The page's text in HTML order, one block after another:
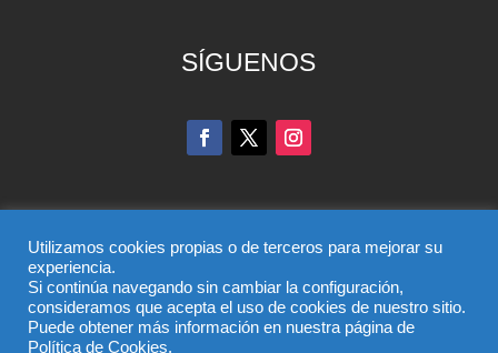
SÍGUENOS
© Partido Popular de Toledo – C/ Colombia, 6, 45004,
Toledo, Teléfono 925 285 528
Utilizamos cookies propias o de terceros para mejorar su
experiencia.
Si continúa navegando sin cambiar la configuración,
consideramos que acepta el uso de cookies de nuestro sitio.
Puede obtener más información en nuestra página de
Política de Cookies.